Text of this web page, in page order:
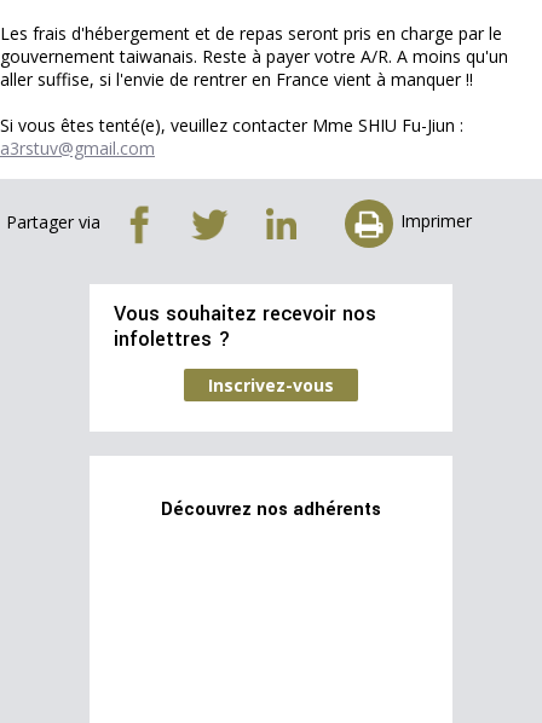
Les frais d'hébergement et de repas seront pris en charge par le
gouvernement taiwanais. Reste à payer votre A/R. A moins qu'un
aller suffise, si l'envie de rentrer en France vient à manquer !!
Si vous êtes tenté(e), veuillez contacter Mme SHIU Fu-Jiun :
a3rstuv@gmail.com
Partager via Imprimer
Vous souhaitez recevoir nos
infolettres ?
Inscrivez-vous
Découvrez nos adhérents